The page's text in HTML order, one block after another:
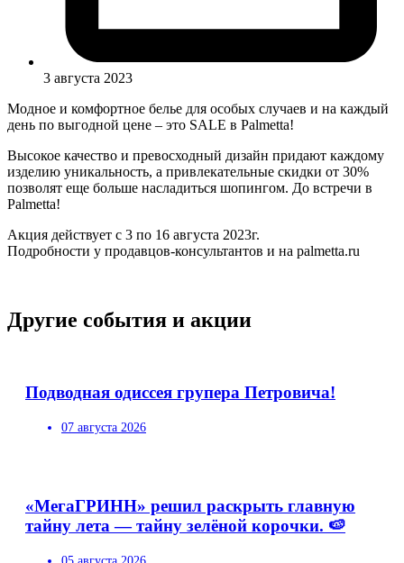
3 августа 2023
Модное и комфортное белье для особых случаев и на каждый
день по выгодной цене – это SALE в Palmetta!
Высокое качество и превосходный дизайн придают каждому
изделию уникальность, а привлекательные скидки от 30%
позволят еще больше насладиться шопингом. До встречи в
Palmetta!
Акция действует с 3 по 16 августа 2023г.
Подробности у продавцов-консультантов и на palmetta.ru
Другие события и акции
Подводная одиссея групера Петровича!
07 августа 2026
«МегаГРИНН» решил раскрыть главную
тайну лета — тайну зелёной корочки. 🍉
05 августа 2026